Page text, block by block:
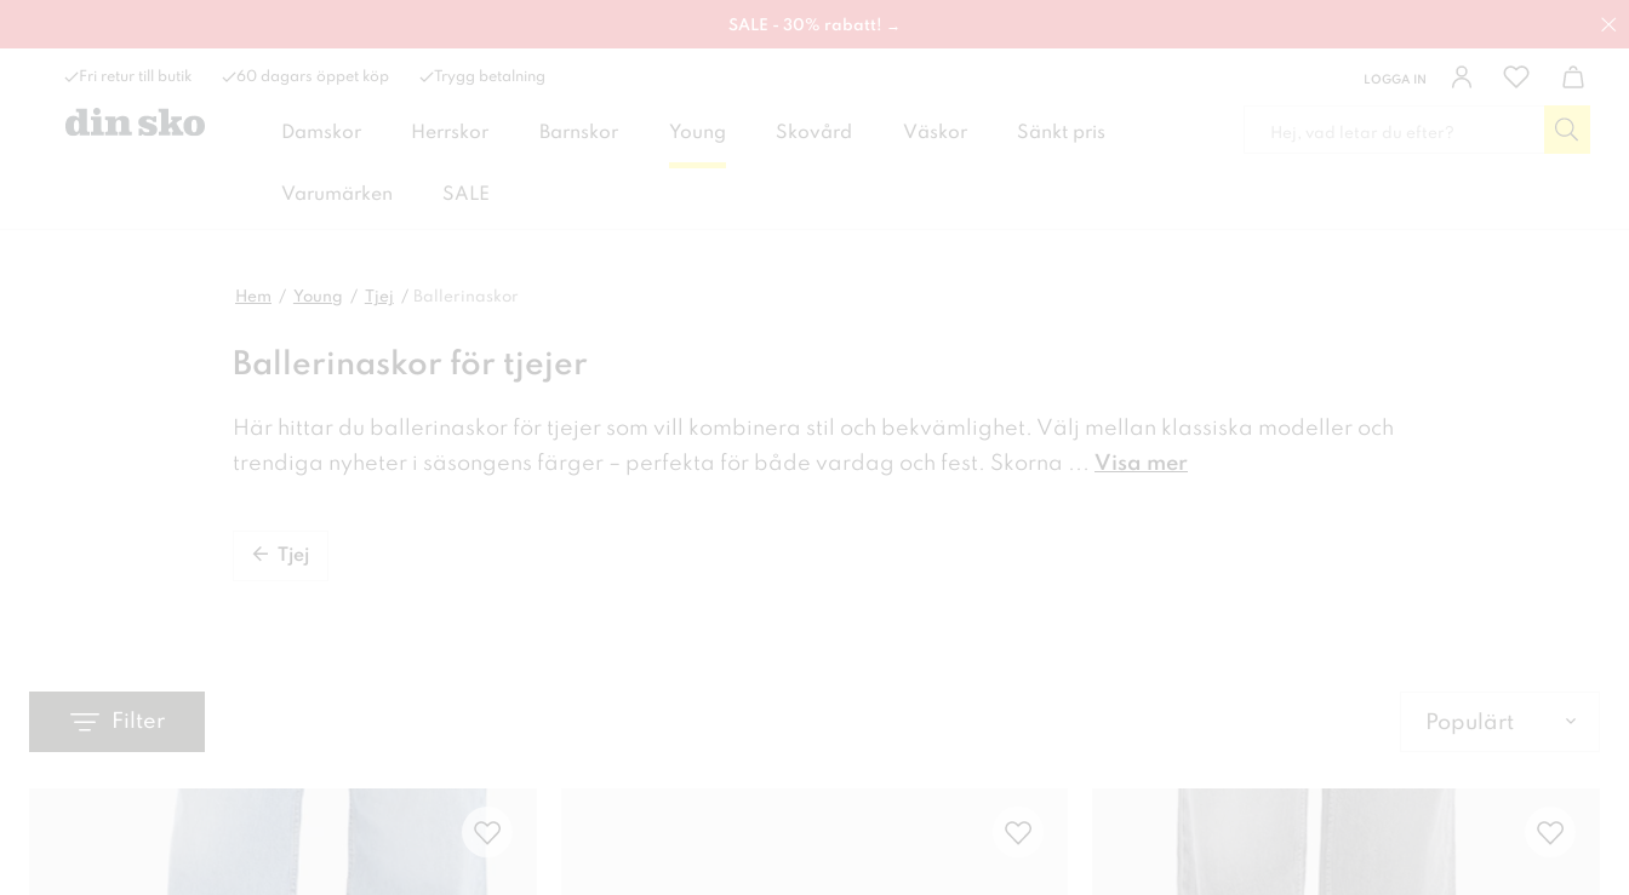
SALE - 30% rabatt! →
Fri retur till butik 60 dagars öppet köp Trygg betalning LOGGA IN
Damskor Herrskor Barnskor Young Skovård Väskor Sänkt pris
Varumärken SALE
Hem Young Tjej Ballerinaskor
Ballerinaskor för tjejer
Här hittar du ballerinaskor för tjejer som vill kombinera stil och bekvämlighet. Välj mellan klassiska modeller och
trendiga nyheter i säsongens färger – perfekta för både vardag och fest. Skorna ... Visa mer
Tjej
Filter
Populärt